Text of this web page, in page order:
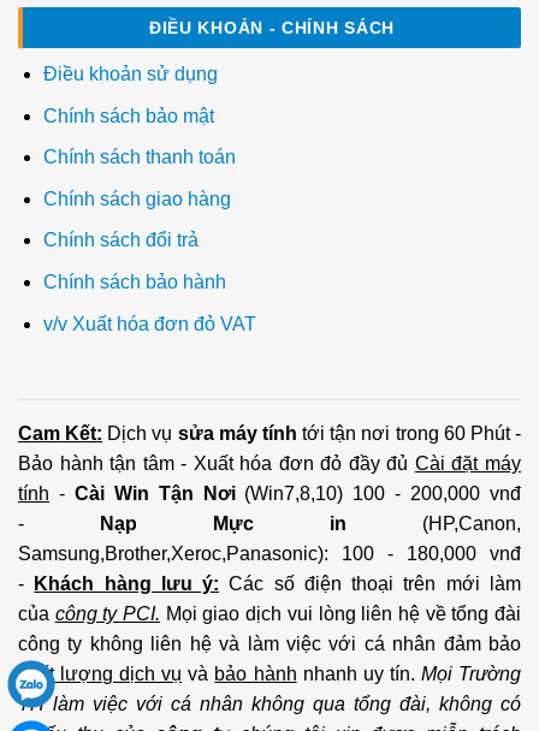
ĐIỀU KHOẢN - CHÍNH SÁCH
Điều khoản sử dụng
Chính sách bảo mật
Chính sách thanh toán
Chính sách giao hàng
Chính sách đổi trả
Chính sách bảo hành
v/v Xuất hóa đơn đỏ VAT
Cam Kết: Dịch vụ sửa máy tính tới tận nơi trong 60 Phút -
Bảo hành tận tâm - Xuất hóa đơn đỏ đầy đủ Cài đặt máy
tính - Cài Win Tận Nơi(Win7,8,10) 100 - 200,000 vnđ
-
Nạp Mực in
(HP,Canon,
Samsung,Brother,Xeroc,Panasonic): 100 - 180,000 vnđ
-
Khách hàng lưu ý: Các số điện thoại trên mới làm
của công ty PCI. Mọi giao dịch vui lòng liên hệ về tổng đài
công ty không liên hệ và làm việc với cá nhân đảm bảo
chất lượng dịch vụ và bảo hành nhanh uy tín. Mọi Trường
TH làm việc với cá nhân không qua tổng đài, không có